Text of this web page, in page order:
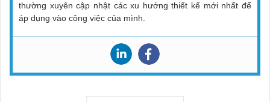
thường xuyên cập nhật các xu hướng thiết kế mới nhất để
áp dụng vào công việc của mình.